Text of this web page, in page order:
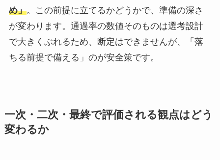
め」。この前提に立てるかどうかで、準備の深さ
が変わります。通過率の数値そのものは選考設計
で大きくぶれるため、断定はできませんが、「落
ちる前提で備える」のが安全策です。
一次・二次・最終で評価される観点はどう
変わるか